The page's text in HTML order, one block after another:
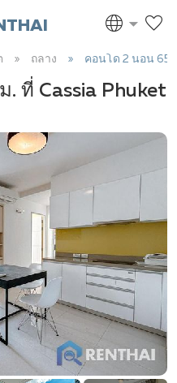
RENTHAI
ถลาง คอนโด 2 นอน 65
ที่ Cassia Phuket